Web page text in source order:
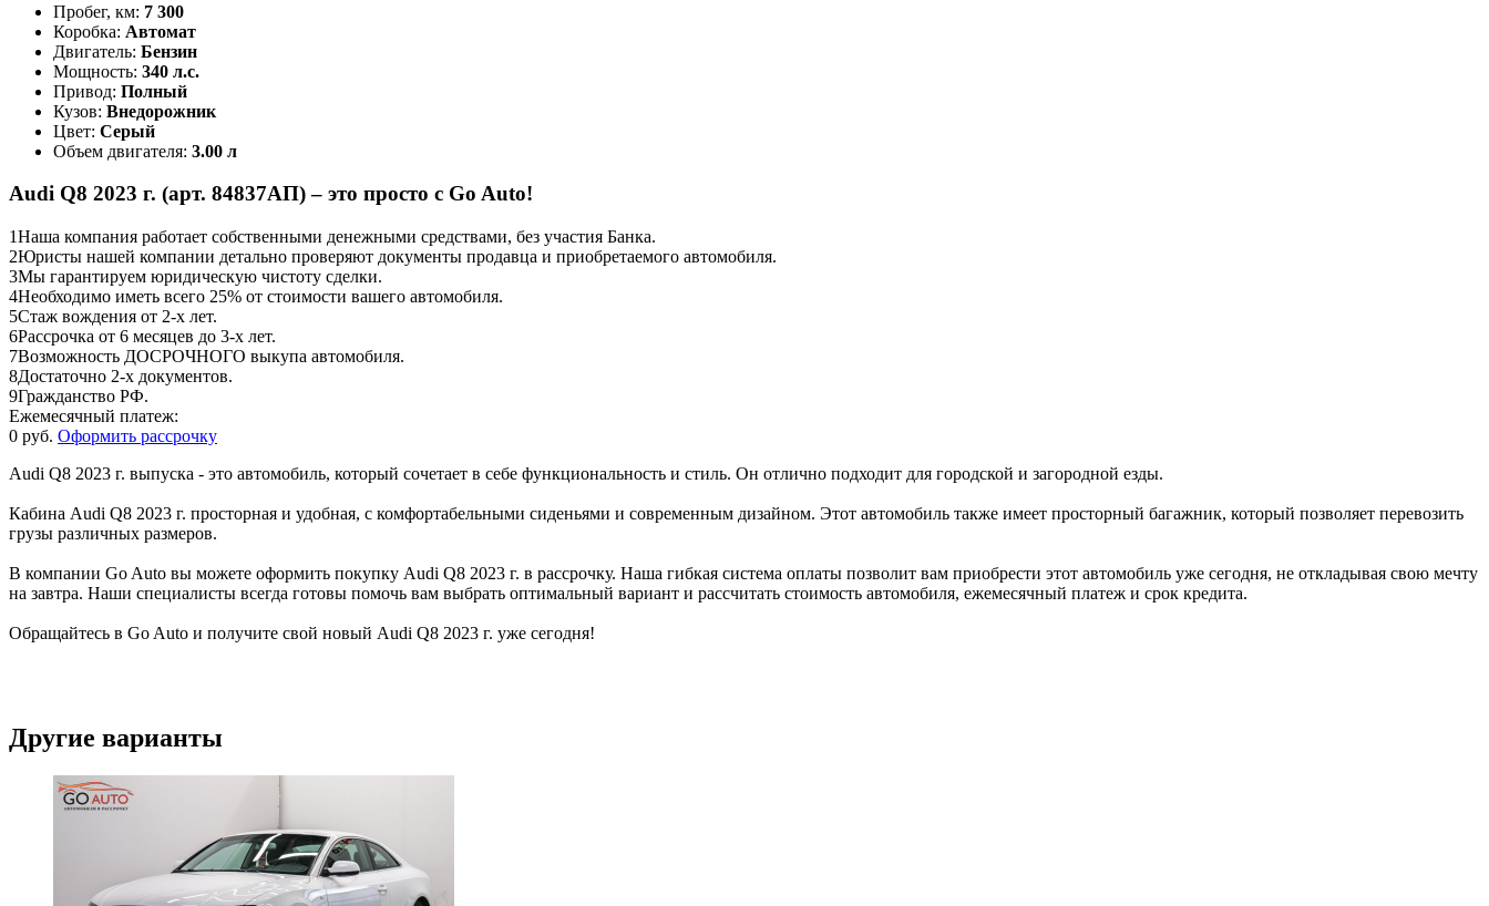
Пробег, км: 7 300
Коробка: Автомат
Двигатель: Бензин
Мощность: 340 л.с.
Привод: Полный
Кузов: Внедорожник
Цвет: Серый
Объем двигателя: 3.00 л
Audi Q8 2023 г. (арт. 84837АП) – это просто с Go Auto!
1Наша компания работает собственными денежными средствами, без участия Банка.
2Юристы нашей компании детально проверяют документы продавца и приобретаемого автомобиля.
3Мы гарантируем юридическую чистоту сделки.
4Необходимо иметь всего 25% от стоимости вашего автомобиля.
5Стаж вождения от 2-х лет.
6Рассрочка от 6 месяцев до 3-х лет.
7Возможность ДОСРОЧНОГО выкупа автомобиля.
8Достаточно 2-х документов.
9Гражданство РФ.
Ежемесячный платеж:
0 руб. Оформить рассрочку
Audi Q8 2023 г. выпуска - это автомобиль, который сочетает в себе функциональность и стиль. Он отлично подходит для городской и загородной езды.
Кабина Audi Q8 2023 г. просторная и удобная, с комфортабельными сиденьями и современным дизайном. Этот автомобиль также имеет просторный багажник, который позволяет перевозить
грузы различных размеров.
В компании Go Auto вы можете оформить покупку Audi Q8 2023 г. в рассрочку. Наша гибкая система оплаты позволит вам приобрести этот автомобиль уже сегодня, не откладывая свою мечту
на завтра. Наши специалисты всегда готовы помочь вам выбрать оптимальный вариант и рассчитать стоимость автомобиля, ежемесячный платеж и срок кредита.
Обращайтесь в Go Auto и получите свой новый Audi Q8 2023 г. уже сегодня!
Другие варианты